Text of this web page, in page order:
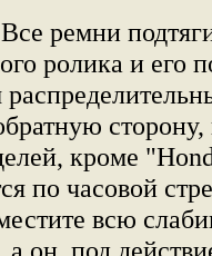
ремни
ролика и его
кроме
по часовой
всю